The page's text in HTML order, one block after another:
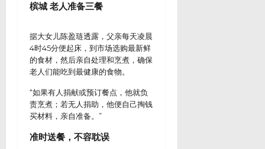
槟城 老人准备三餐
据大女儿陈盈琏透露，父亲每天凌晨
4时45分便起床，到市场选购最新鲜
的食材，然后亲自处理和烹煮，确保
老人们能吃到最健康的食物。
“如果有人捐献或预订餐点，他就负
责烹煮；若无人捐助，他便自己掏钱
买材料，亲自准备。”
准时送餐，不容耽误